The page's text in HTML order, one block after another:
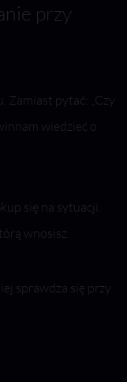
przy
pytać: „Czy
wiedzieć o
się na sytuacji.
wnosisz.
sprawdza się przy